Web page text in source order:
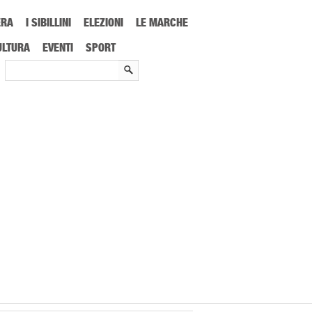
I SIBILLINI ELEZIONI
LE MARCHE
EVENTI SPORT